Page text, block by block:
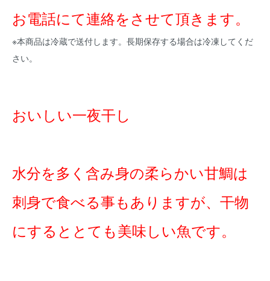
お電話にて連絡をさせて頂きます。
※本商品は冷蔵で送付します。長期保存する場合は冷凍してくだ
さい。
おいしい一夜干し
水分を多く含み身の柔らかい甘鯛は
刺身で食べる事もありますが、干物
にするととても美味しい魚です。